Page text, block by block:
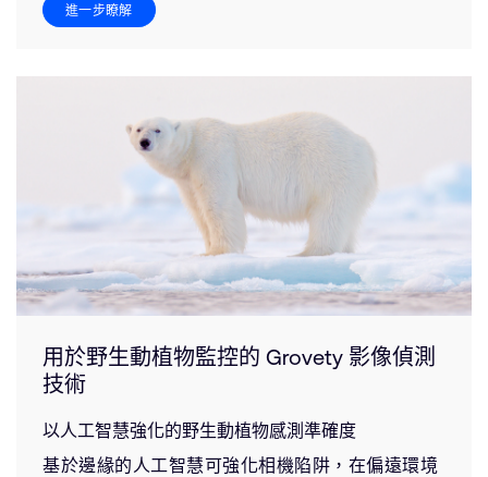
進一步瞭解
用於野生動植物監控的 Grovety 影像偵測
技術
以人工智慧強化的野生動植物感測準確度
基於邊緣的人工智慧可強化相機陷阱，在偏遠環境